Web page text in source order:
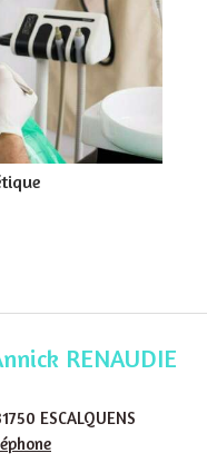
RENAUDIE
ESCALQUENS